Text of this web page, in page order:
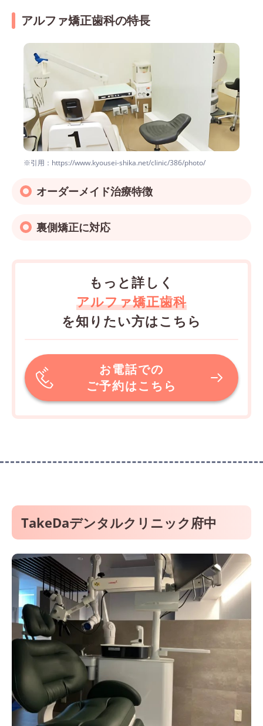
アルファ矯正歯科の特長
※引用：https://www.kyousei-shika.net/clinic/386/photo/
オーダーメイド治療特徴
裏側矯正に対応
もっと詳しく
アルファ矯正歯科
を知りたい方はこちら
お電話での
ご予約はこちら
TakeDaデンタルクリニック府中